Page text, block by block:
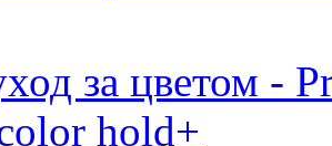
за цветом -
hold+